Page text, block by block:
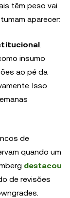
têm peso vai
aparecer:
insumo
ao pé da
Isso
de
quando um
destacou
de revisões